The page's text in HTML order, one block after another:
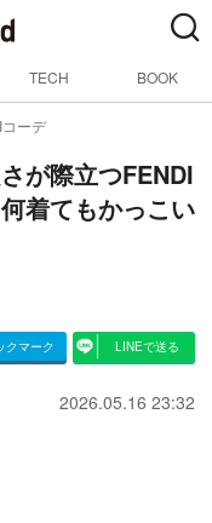
TECH BOOK
ーデ
が際立つFENDI
着てもかっこい
クマーク LINEで送る
2026.05.16 23:32